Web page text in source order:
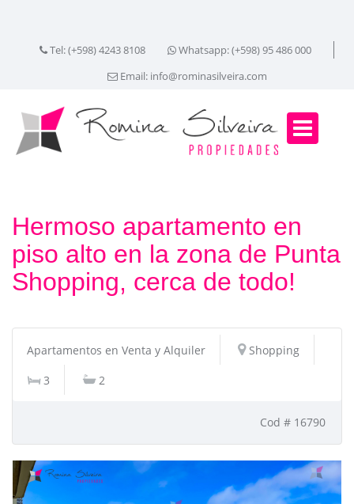
Tel: (+598) 4243 8108
Whatsapp: (+598) 95 486 000
Email: info@rominasilveira.com
Hermoso apartamento en
piso alto en la zona de Punta
Shopping, cerca de todo!
Apartamentos en Venta y Alquiler
Shopping
3
2
Cod # 16790